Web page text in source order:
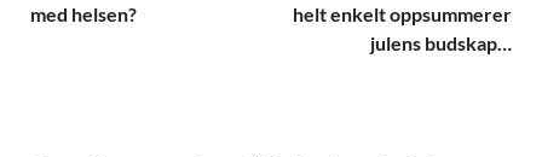
med helsen?
helt enkelt oppsummerer
julens budskap…